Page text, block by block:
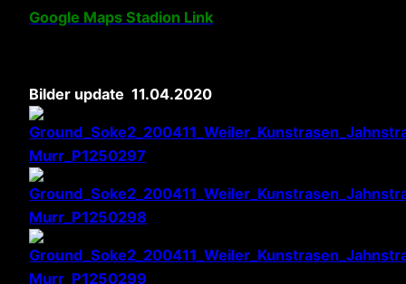
Google Maps Stadion Link
Bilder update 11.04.2020